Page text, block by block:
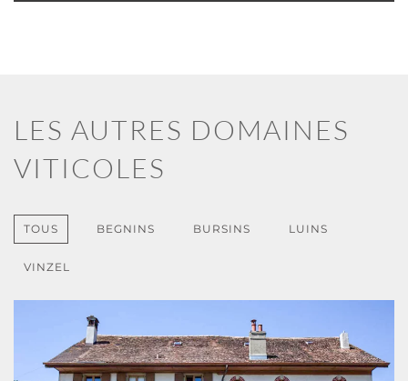
LES AUTRES DOMAINES
VITICOLES
TOUS BEGNINS BURSINS LUINS
VINZEL